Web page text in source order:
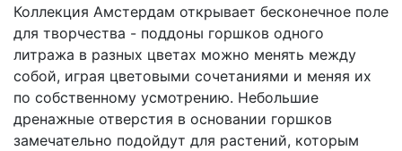
Коллекция Амстердам открывает бесконечное поле
для творчества - поддоны горшков одного
литража в разных цветах можно менять между
собой, играя цветовыми сочетаниями и меняя их
по собственному усмотрению. Небольшие
дренажные отверстия в основании горшков
замечательно подойдут для растений, которым